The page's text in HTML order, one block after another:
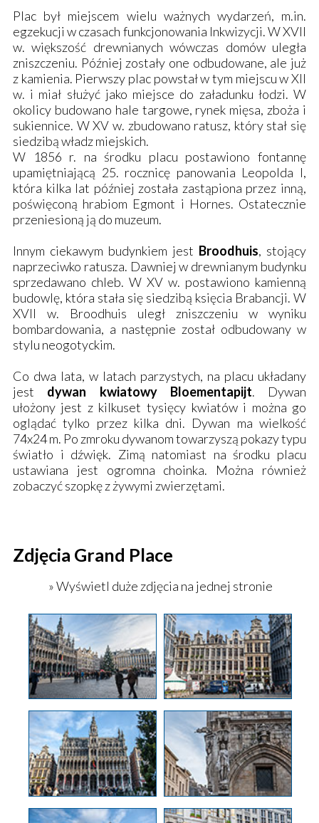
Plac był miejscem wielu ważnych wydarzeń, m.in.
egzekucji w czasach funkcjonowania Inkwizycji. W XVII
w. większość drewnianych wówczas domów uległa
zniszczeniu. Później zostały one odbudowane, ale już
z kamienia. Pierwszy plac powstał w tym miejscu w XII
w. i miał służyć jako miejsce do załadunku łodzi. W
okolicy budowano hale targowe, rynek mięsa, zboża i
sukiennice. W XV w. zbudowano ratusz, który stał się
siedzibą władz miejskich.
W 1856 r. na środku placu postawiono fontannę
upamiętniającą 25. rocznicę panowania Leopolda I,
która kilka lat później została zastąpiona przez inną,
poświęconą hrabiom Egmont i Hornes. Ostatecznie
przeniesioną ją do muzeum.
Innym ciekawym budynkiem jest Broodhuis, stojący
naprzeciwko ratusza. Dawniej w drewnianym budynku
sprzedawano chleb. W XV w. postawiono kamienną
budowlę, która stała się siedzibą księcia Brabancji. W
XVII w. Broodhuis uległ zniszczeniu w wyniku
bombardowania, a następnie został odbudowany w
stylu neogotyckim.
Co dwa lata, w latach parzystych, na placu układany
jest dywan kwiatowy Bloementapijt. Dywan
ułożony jest z kilkuset tysięcy kwiatów i można go
oglądać tylko przez kilka dni. Dywan ma wielkość
74x24 m. Po zmroku dywanom towarzyszą pokazy typu
światło i dźwięk. Zimą natomiast na środku placu
ustawiana jest ogromna choinka. Można również
zobaczyć szopkę z żywymi zwierzętami.
Zdjęcia Grand Place
» Wyświetl duże zdjęcia na jednej stronie